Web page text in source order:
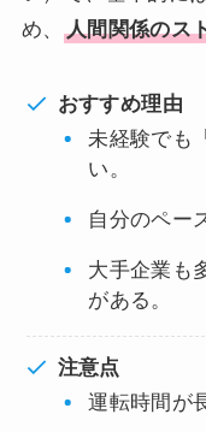
め、
人間関係のス
おすすめ理由
未経験でも
い。
自分のペー
大手企業も
がある。
注意点
運転時間が